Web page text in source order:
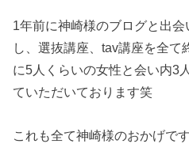
1年前に神崎様のブログと出
し、選抜講座、tav講座を全て
に5人くらいの女性と会い内3
ていただいております笑
これも全て神崎様のおかげです